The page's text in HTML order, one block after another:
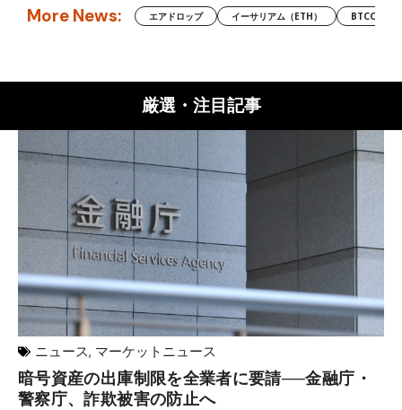
More News: エアドロップ イーサリアム（ETH） BTCC
厳選・注目記事
ニュース, マーケットニュース
暗号資産の出庫制限を全業者に要請──金融庁・
警察庁、詐欺被害の防止へ